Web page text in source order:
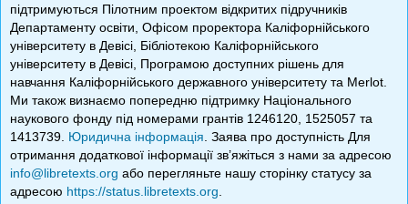
підтримуються Пілотним проектом відкритих підручників
Департаменту освіти, Офісом проректора Каліфорнійського
університету в Девісі, Бібліотекою Каліфорнійського
університету в Девісі, Програмою доступних рішень для
навчання Каліфорнійського державного університету та Merlot.
Ми також визнаємо попередню підтримку Національного
наукового фонду під номерами грантів 1246120, 1525057 та
1413739. Юридична інформація . Заява про доступність Для
отримання додаткової інформації зв’яжіться з нами за адресою
info@libretexts.org або перегляньте нашу сторінку статусу за
адресою https://status.libretexts.org